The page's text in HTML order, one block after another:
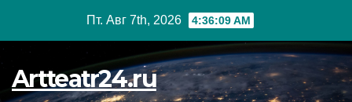
Пт. Авг 7th, 2026 4:36:10 AM
Artteatr24.ru